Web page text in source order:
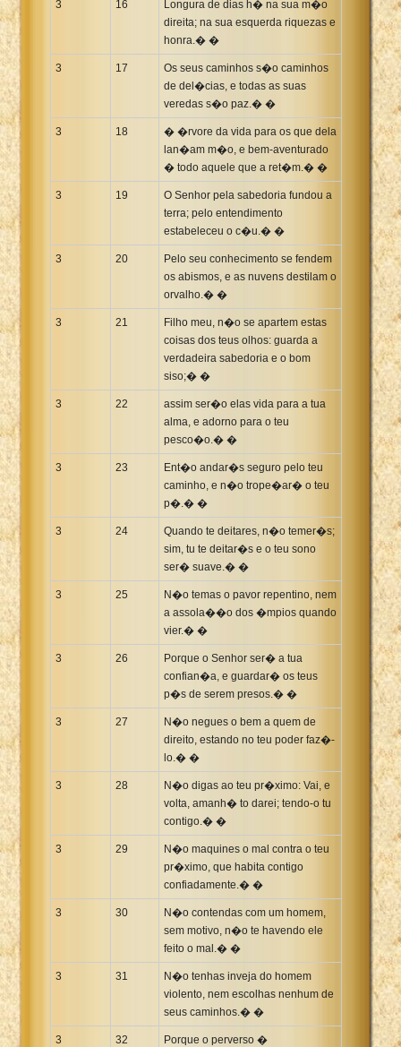
3 16
Longura de dias h� na sua m�o
direita; na sua esquerda riquezas e
honra.� �
3 17
Os seus caminhos s�o caminhos
de del�cias, e todas as suas
veredas s�o paz.� �
3 18
� �rvore da vida para os que dela
lan�am m�o, e bem-aventurado
� todo aquele que a ret�m.� �
3 19
O Senhor pela sabedoria fundou a
terra; pelo entendimento
estabeleceu o c�u.� �
3 20
Pelo seu conhecimento se fendem
os abismos, e as nuvens destilam o
orvalho.� �
3 21
Filho meu, n�o se apartem estas
coisas dos teus olhos: guarda a
verdadeira sabedoria e o bom
siso;� �
3 22
assim ser�o elas vida para a tua
alma, e adorno para o teu
pesco�o.� �
3 23
Ent�o andar�s seguro pelo teu
caminho, e n�o trope�ar� o teu
p�.� �
3 24
Quando te deitares, n�o temer�s;
sim, tu te deitar�s e o teu sono
ser� suave.� �
3 25
N�o temas o pavor repentino, nem
a assola��o dos �mpios quando
vier.� �
3 26
Porque o Senhor ser� a tua
confian�a, e guardar� os teus
p�s de serem presos.� �
3 27
N�o negues o bem a quem de
direito, estando no teu poder faz�-
lo.� �
3 28
N�o digas ao teu pr�ximo: Vai, e
volta, amanh� to darei; tendo-o tu
contigo.� �
3 29
N�o maquines o mal contra o teu
pr�ximo, que habita contigo
confiadamente.� �
3 30
N�o contendas com um homem,
sem motivo, n�o te havendo ele
feito o mal.� �
3 31
N�o tenhas inveja do homem
violento, nem escolhas nenhum de
seus caminhos.� �
3 32
Porque o perverso �